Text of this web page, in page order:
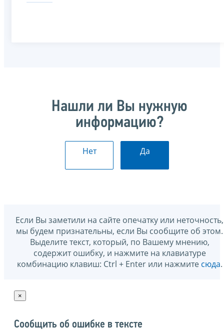
Нашли ли Вы нужную
информацию?
Нет Да
Если Вы заметили на сайте опечатку или неточность,
мы будем признательны, если Вы сообщите об этом.
Выделите текст, который, по Вашему мнению,
содержит ошибку, и нажмите на клавиатуре
комбинацию клавиш: Ctrl + Enter или нажмите сюда.
×
Сообщить об ошибке в тексте